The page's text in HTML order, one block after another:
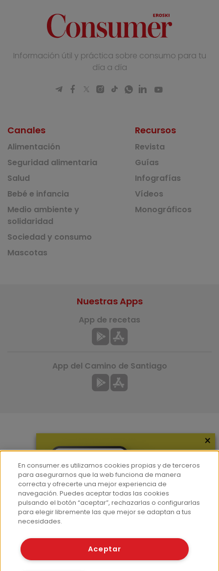
Información útil y práctica sobre consumo para tu
día a día
Canales
Alimentación
Seguridad alimentaria
Salud
Bebé e infancia
Medio ambiente y
solidaridad
Sociedad y consumo
Mascotas
Recursos
Revista
Guías
Infografías
Vídeos
Monográficos
Hemeroteca
Contacto
Prensa
Corpus Lingüístico Consumer
Nuestras Apps
App de recetas
App del Camino de Santiago
© Fundación EROSKI
×
En consumer.es utilizamos cookies propias y de terceros
para asegurarnos que la web funciona de manera
correcta y ofrecerte una mejor experiencia de
navegación. Puedes aceptar todas las cookies
pulsando el botón “aceptar”, rechazarlas o configurarlas
para elegir libremente las que mejor se adaptan a tus
necesidades.
Aceptar